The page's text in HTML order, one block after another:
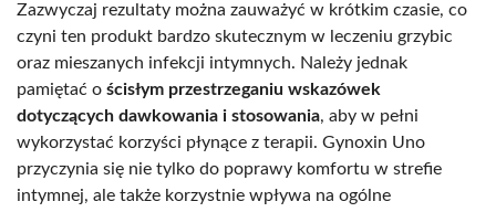
Zazwyczaj rezultaty można zauważyć w krótkim czasie, co
czyni ten produkt bardzo skutecznym w leczeniu grzybic
oraz mieszanych infekcji intymnych. Należy jednak
pamiętać o ścisłym przestrzeganiu wskazówek
dotyczących dawkowania i stosowania, aby w pełni
wykorzystać korzyści płynące z terapii. Gynoxin Uno
przyczynia się nie tylko do poprawy komfortu w strefie
intymnej, ale także korzystnie wpływa na ogólne